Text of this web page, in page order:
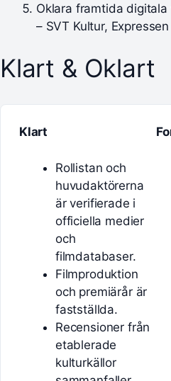
Oklara framtida
– SVT Kultur, Expressen
Klart & Oklart
Klart
Rollistan och
huvudaktörerna
är verifierade i
officiella medier
och
filmdatabaser.
Filmproduktion
och premiärår är
fastställda.
Recensioner från
etablerade
kulturkällor